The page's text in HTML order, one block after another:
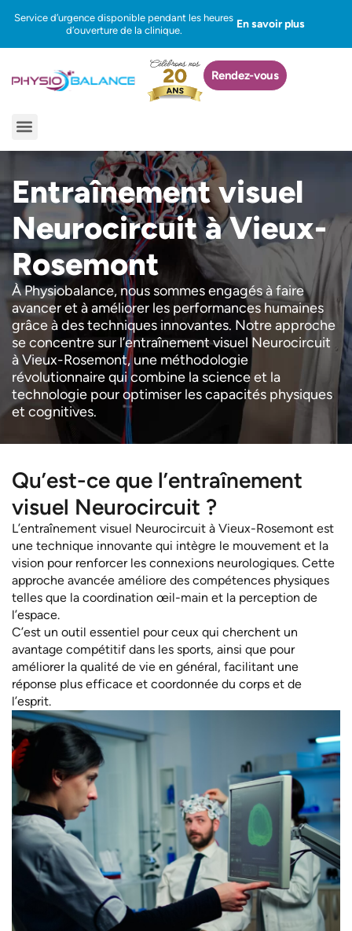
contenu
Service d’urgence disponible pendant les heures
d’ouverture de la clinique.
En savoir plus
Rendez-vous
Menu
Entraînement visuel
Neurocircuit à Vieux-
Rosemont
À Physiobalance, nous sommes engagés à faire
avancer et à améliorer les performances humaines
grâce à des techniques innovantes. Notre approche
se concentre sur l’entraînement visuel Neurocircuit
à Vieux-Rosemont, une méthodologie
révolutionnaire qui combine la science et la
technologie pour optimiser les capacités physiques
et cognitives.
Qu’est-ce que l’entraînement
visuel Neurocircuit ?
L’entraînement visuel Neurocircuit à Vieux-Rosemont est
une technique innovante qui intègre le mouvement et la
vision pour renforcer les connexions neurologiques. Cette
approche avancée améliore des compétences physiques
telles que la coordination œil-main et la perception de
l’espace.
C’est un outil essentiel pour ceux qui cherchent un
avantage compétitif dans les sports, ainsi que pour
améliorer la qualité de vie en général, facilitant une
réponse plus efficace et coordonnée du corps et de
l’esprit.